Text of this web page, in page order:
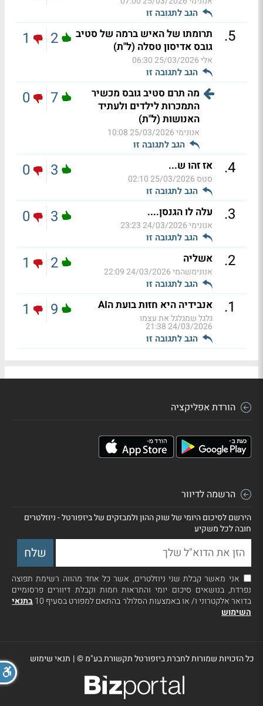
הגב לתגובה זו
5
.
תרומתו של האיש ברמה של סטיב
גובס אדיסון טסלה (ל"ת)
אלי25/03/2026 06:30
הגב לתגובה זו
2
1
מה תרם סטיב גובס מכשיר
התמכרות לילדים ולעתיד
האנושות (ל"ת)
אנונימי25/03/2026 10:08
הגב לתגובה זו
7
0
4
. אז זהו ש...
סטס 25/03/2026 02:10
הגב לתגובה זו
3
0
3
. עלה לו הגנסן....
אנונימי24/03/2026 23:23
הגב לתגובה זו
3
0
2
. אשליה
אנונימשהמי24/03/2026 22:09
הגב לתגובה זו
2
1
1
. אנבידיה היא חזות בועת הAI
גלגל שמגלגל את עצמו
24/03/2026 21:38
הגב לתגובה זו
9
1
הורדת אפליקציה
הרשמה לדיוור
הירשם לסיכום היומי של שוק ההון ולמבזקים של ביזפורטל - ניוזלטרים
חובה לכל משקיע
אני מאשר קבלת שני ניוזלטרים, אשר כל אחד מהווה רשימת תפוצה
נפרדת, בנושאים סיכום יומי והתראות חמות וקבלת דיוורים פרסומיים
בדואר אלקטרוני ו/ או באמצעות הסלולר בהתאם למפורט בסעיף 10
בתנאי
השימוש
כל הזכויות שמורות לחברת ביזפורטל תקשורת בע"מ ©| תנאי שימוש